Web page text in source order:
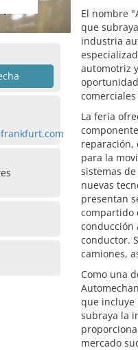
El nombre
que
industria
automotriz
La feria
reparación,
para la
sistemas
nuevas
presentan
compartido
conducción
conductor.
camiones,
Como una
que incluye
subraya la
mercado